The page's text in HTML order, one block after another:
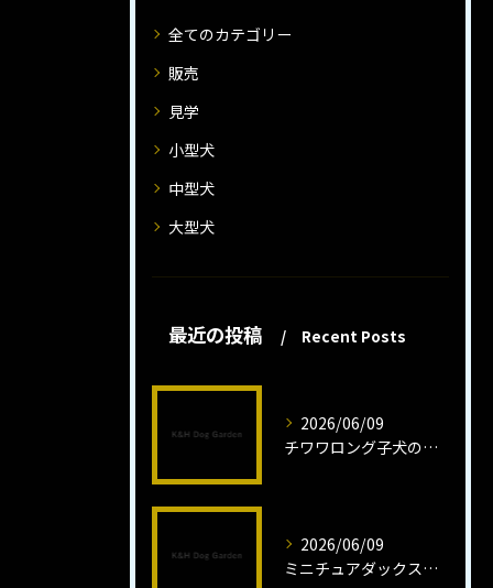
全てのカテゴリー
販売
見学
小型犬
中型犬
大型犬
最近の投稿 Recent Posts
2026/06/09
チワワロング子犬の健康管理法とは
2026/06/09
ミニチュアダックスフンドロング子犬の魅力と育成法